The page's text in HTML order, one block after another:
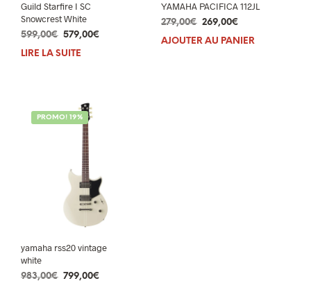
Guild Starfire I SC
Snowcrest White
599,00€ Le
prix
579,00€
LIRE LA SUITE
YAMAHA PACIFICA 112JL
279,00€ Le
prix
269,00€Le
prix
AJOUTER AU PANIER
PROMO! 19%
yamaha rss20 vintage
white
983,00€ Le
799,00€